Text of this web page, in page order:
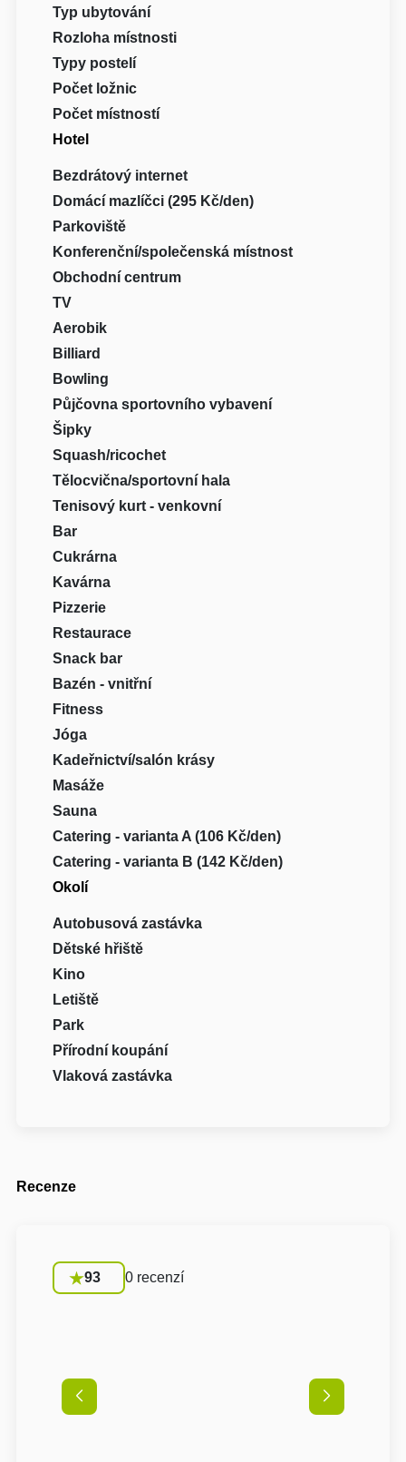
Typ ubytování
Rozloha místnosti
Typy postelí
Počet ložnic
Počet místností
Hotel
Bezdrátový internet
Domácí mazlíčci (295 Kč/den)
Parkoviště
Konferenční/společenská místnost
Obchodní centrum
TV
Aerobik
Billiard
Bowling
Půjčovna sportovního vybavení
Šipky
Squash/ricochet
Tělocvična/sportovní hala
Tenisový kurt - venkovní
Bar
Cukrárna
Kavárna
Pizzerie
Restaurace
Snack bar
Bazén - vnitřní
Fitness
Jóga
Kadeřnictví/salón krásy
Masáže
Sauna
Catering - varianta A (106 Kč/den)
Catering - varianta B (142 Kč/den)
Okolí
Autobusová zastávka
Dětské hřiště
Kino
Letiště
Park
Přírodní koupání
Vlaková zastávka
Recenze
93 0 recenzí